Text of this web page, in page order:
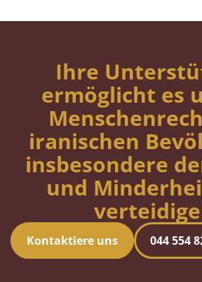
Ihre
ermöglicht es
iranischen
insbesondere
und
Kontaktiere uns 044 554